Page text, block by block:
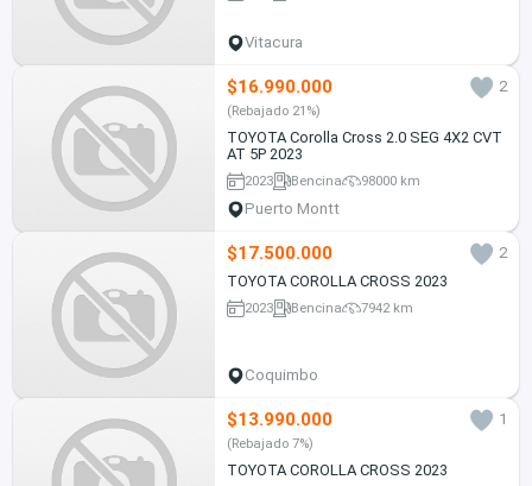
Vitacura
$16.990.000 2
(Rebajado 21%)
TOYOTA Corolla Cross 2.0 SEG 4X2 CVT
AT 5P 2023
2023 Bencina 98000 km
Puerto Montt
$17.500.000
2
TOYOTA COROLLA CROSS 2023
2023 Bencina 7942 km
Coquimbo
$13.990.000 1
(Rebajado 7%)
TOYOTA COROLLA CROSS 2023